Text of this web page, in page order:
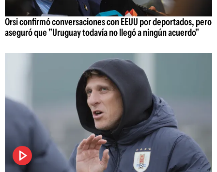
Orsi confirmó conversaciones con EEUU por deportados, pero
aseguró que "Uruguay todavía no llegó a ningún acuerdo"